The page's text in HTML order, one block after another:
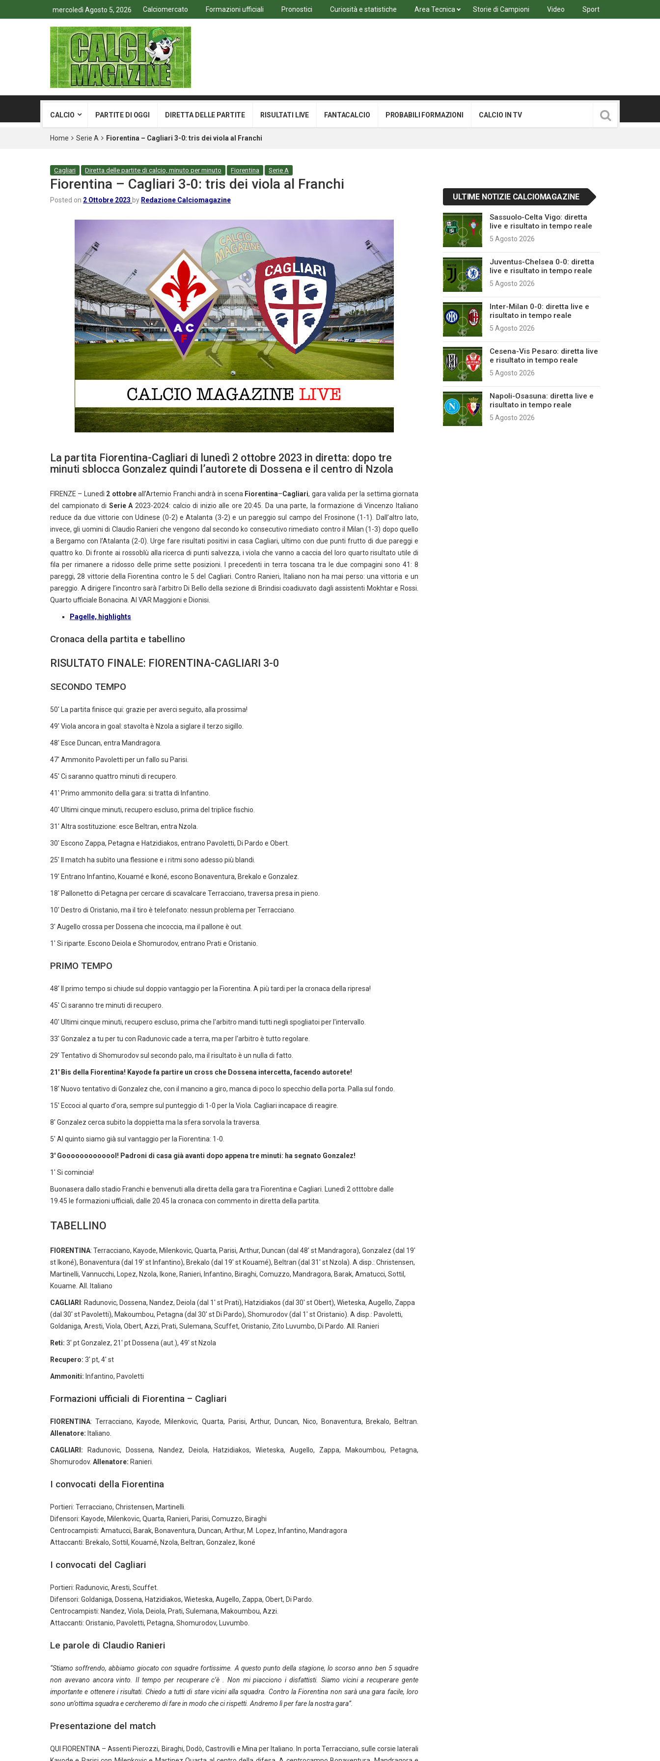
mercoledì Agosto 5, 2026 Calciomercato Formazioni ufficiali Pronostici Curiosità e statistiche Area Tecnica Storie di Campioni Video Sport
CALCIO PARTITE DI OGGI DIRETTA DELLE PARTITE RISULTATI LIVE FANTACALCIO PROBABILI FORMAZIONI CALCIO IN TV
Home Serie A Fiorentina – Cagliari 3-0: tris dei viola al Franchi
Cagliari Diretta delle partite di calcio, minuto per minuto Fiorentina Serie A
Fiorentina – Cagliari 3-0: tris dei viola al Franchi
Posted on 2 Ottobre 2023 by Redazione Calciomagazine
La partita Fiorentina-Cagliari di lunedì 2 ottobre 2023 in diretta: dopo tre
minuti sblocca Gonzalez quindi l’autorete di Dossena e il centro di Nzola
FIRENZE – Lunedì 2 ottobreall’Artemio Franchi andrà in scena Fiorentina–Cagliari, gara valida per la settima giornata
del campionato di Serie A 2023-2024: calcio di inizio alle ore 20:45. Da una parte, la formazione di Vincenzo Italiano
reduce da due vittorie con Udinese (0-2) e Atalanta (3-2) e un pareggio sul campo del Frosinone (1-1). Dall’altro lato,
invece, gli uomini di Claudio Ranieri che vengono dal secondo ko consecutivo rimediato contro il Milan (1-3) dopo quello
a Bergamo con l’Atalanta (2-0). Urge fare risultati positivi in casa Cagliari, ultimo con due punti frutto di due pareggi e
quattro ko. Di fronte ai rossoblù alla ricerca di punti salvezza, i viola che vanno a caccia del loro quarto risultato utile di
fila per rimanere a ridosso delle prime sette posizioni. I precedenti in terra toscana tra le due compagini sono 41: 8
pareggi, 28 vittorie della Fiorentina contro le 5 del Cagliari. Contro Ranieri, Italiano non ha mai perso: una vittoria e un
pareggio. A dirigere l’incontro sarà l’arbitro Di Bello della sezione di Brindisi coadiuvato dagli assistenti Mokhtar e Rossi.
Quarto ufficiale Bonacina. Al VAR Maggioni e Dionisi.
Pagelle, highlights
Cronaca della partita e tabellino
RISULTATO FINALE: FIORENTINA-CAGLIARI 3-0
SECONDO TEMPO
50' La partita finisce qui: grazie per averci seguito, alla prossima!
49' Viola ancora in goal: stavolta è Nzola a siglare il terzo sigillo.
48' Esce Duncan, entra Mandragora.
47' Ammonito Pavoletti per un fallo su Parisi.
45' Ci saranno quattro minuti di recupero.
41' Primo ammonito della gara: si tratta di Infantino.
40' Ultimi cinque minuti, recupero escluso, prima del triplice fischio.
31' Altra sostituzione: esce Beltran, entra Nzola.
30' Escono Zappa, Petagna e Hatzidiakos, entrano Pavoletti, Di Pardo e Obert.
25' Il match ha subìto una flessione e i ritmi sono adesso più blandi.
19' Entrano Infantino, Kouamé e Ikoné, escono Bonaventura, Brekalo e Gonzalez.
18' Pallonetto di Petagna per cercare di scavalcare Terracciano, traversa presa in pieno.
10' Destro di Oristanio, ma il tiro è telefonato: nessun problema per Terracciano.
3' Augello crossa per Dossena che incoccia, ma il pallone è out.
1' Si riparte. Escono Deiola e Shomurodov, entrano Prati e Oristanio.
PRIMO TEMPO
48' Il primo tempo si chiude sul doppio vantaggio per la Fiorentina. A più tardi per la cronaca della ripresa!
45' Ci saranno tre minuti di recupero.
40' Ultimi cinque minuti, recupero escluso, prima che l'arbitro mandi tutti negli spogliatoi per l'intervallo.
33' Gonzalez a tu per tu con Radunovic cade a terra, ma per l'arbitro è tutto regolare.
29' Tentativo di Shomurodov sul secondo palo, ma il risultato è un nulla di fatto.
21' Bis della Fiorentina! Kayode fa partire un cross che Dossena intercetta, facendo autorete!
18' Nuovo tentativo di Gonzalez che, con il mancino a giro, manca di poco lo specchio della porta. Palla sul fondo.
15' Eccoci al quarto d'ora, sempre sul punteggio di 1-0 per la Viola. Cagliari incapace di reagire.
8' Gonzalez cerca subito la doppietta ma la sfera sorvola la traversa.
5' Al quinto siamo già sul vantaggio per la Fiorentina: 1-0.
3' Gooooooooooool! Padroni di casa già avanti dopo appena tre minuti: ha segnato Gonzalez!
1' Si comincia!
Buonasera dallo stadio Franchi e benvenuti alla diretta della gara tra Fiorentina e Cagliari. Lunedì 2 otttobre dalle
19.45 le formazioni ufficiali, dalle 20.45 la cronaca con commento in diretta della partita.
TABELLINO
FIORENTINA: Terracciano, Kayode, Milenkovic, Quarta, Parisi, Arthur, Duncan (dal 48' st Mandragora), Gonzalez (dal 19'
st Ikoné), Bonaventura (dal 19' st Infantino), Brekalo (dal 19' st Kouamé), Beltran (dal 31' st Nzola). A disp.: Christensen,
Martinelli, Vannucchi, Lopez, Nzola, Ikone, Ranieri, Infantino, Biraghi, Comuzzo, Mandragora, Barak, Amatucci, Sottil,
Kouame. All. Italiano
CAGLIARI : Radunovic, Dossena, Nandez, Deiola (dal 1' st Prati), Hatzidiakos (dal 30' st Obert), Wieteska, Augello, Zappa
(dal 30' st Pavoletti), Makoumbou, Petagna (dal 30' st Di Pardo), Shomurodov (dal 1' st Oristanio). A disp.: Pavoletti,
Goldaniga, Aresti, Viola, Obert, Azzi, Prati, Sulemana, Scuffet, Oristanio, Zito Luvumbo, Di Pardo. All. Ranieri
Reti: 3' pt Gonzalez, 21' pt Dossena (aut.), 49' st Nzola
Recupero: 3' pt, 4' st
Ammoniti: Infantino, Pavoletti
Formazioni ufficiali di Fiorentina – Cagliari
FIORENTINA: Terracciano, Kayode, Milenkovic, Quarta, Parisi, Arthur, Duncan, Nico, Bonaventura, Brekalo, Beltran.
Allenatore: Italiano.
CAGLIARI: Radunovic, Dossena, Nandez, Deiola, Hatzidiakos, Wieteska, Augello, Zappa, Makoumbou, Petagna,
Shomurodov. Allenatore: Ranieri.
I convocati della Fiorentina
Portieri: Terracciano, Christensen, Martinelli.
Difensori: Kayode, Milenkovic, Quarta, Ranieri, Parisi, Comuzzo, Biraghi
Centrocampisti: Amatucci, Barak, Bonaventura, Duncan, Arthur, M. Lopez, Infantino, Mandragora
Attaccanti: Brekalo, Sottil, Kouamé, Nzola, Beltran, Gonzalez, Ikoné
I convocati del Cagliari
Portieri: Radunovic, Aresti, Scuffet.
Difensori: Goldaniga, Dossena, Hatzidiakos, Wieteska, Augello, Zappa, Obert, Di Pardo.
Centrocampisti: Nandez, Viola, Deiola, Prati, Sulemana, Makoumbou, Azzi.
Attaccanti: Oristanio, Pavoletti, Petagna, Shomurodov, Luvumbo.
Le parole di Claudio Ranieri
“Stiamo soffrendo, abbiamo giocato con squadre fortissime. A questo punto della stagione, lo scorso anno ben 5 squadre
non avevano ancora vinto. Il tempo per recuperare c’è . Non mi piacciono i disfattisti. Siamo vicini a recuperare gente
importante e ottenere i risultati. Chiedo a tutti di stare vicini alla squadra. Contro la Fiorentina non sarà una gara facile, loro
sono un’ottima squadra e cercheremo di fare in modo che ci rispetti. Andremo lì per fare la nostra gara”.
Presentazione del match
QUI FIORENTINA – Assenti Pierozzi, Biraghi, Dodò, Castrovilli e Mina per Italiano. In porta Terracciano, sulle corsie laterali
ULTIME NOTIZIE CALCIOMAGAZINE
Sassuolo-Celta Vigo: diretta
live e risultato in tempo reale
5 Agosto 2026
Juventus-Chelsea 0-0: diretta
live e risultato in tempo reale
5 Agosto 2026
Inter-Milan 0-0: diretta live e
risultato in tempo reale
5 Agosto 2026
Cesena-Vis Pesaro: diretta live
e risultato in tempo reale
5 Agosto 2026
Napoli-Osasuna: diretta live e
risultato in tempo reale
5 Agosto 2026